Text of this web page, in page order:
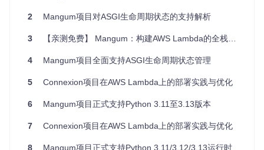
# 假设这是你的FastAPI应用的启动文件(app.py)
fastapi import
from
mangum import Mangum
app = FastAPI()
async def root():
这段代码中的app.py就扮演了“启动文件”的角色，其中通过
2 Mangum项目对ASGI生命周期状态的支持解析
3 【亲测免费】 Mangum：构建AWS Lambda的全栈Python框架
4 Mangum项目全面支持ASGI生命周期状态管理
5 Connexion项目在AWS Lambda上的部署实践与优化
6 Mangum项目正式支持Python 3.11至3.13版本
7 Connexion项目在AWS Lambda上的部署实践与优化
8 Mangum项目正式支持Python 3.11/3.12/3.13运行时